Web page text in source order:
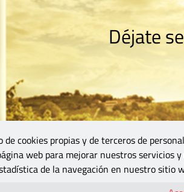
Déjate
cookies propias y de terceros de
web para mejorar nuestros servicios
de la navegación en nuestro sitio